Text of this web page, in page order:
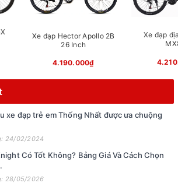
Xe đạp Hector Apollo 2B
26 Inch
4.190.000₫
Xe đạp
xe đạp trẻ em Thống Nhất được ưa chuộng
24/02/2024
Có Tốt Không? Bảng Giá Và Cách Chọn
28/05/2026